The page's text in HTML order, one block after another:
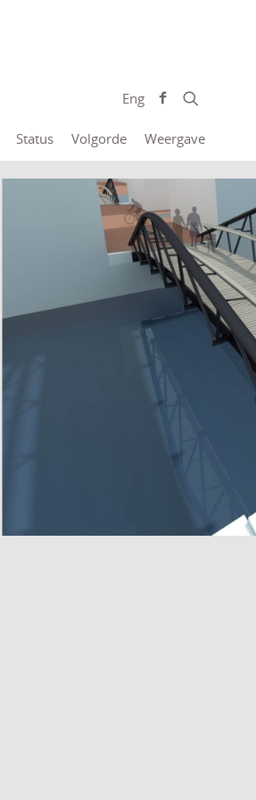
Eng
Status Volgorde Weergave